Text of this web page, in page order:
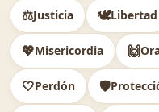
⚖️Justicia 🕊Libertad
💖Misericordia 🙌
🤍Perdón 🛡️